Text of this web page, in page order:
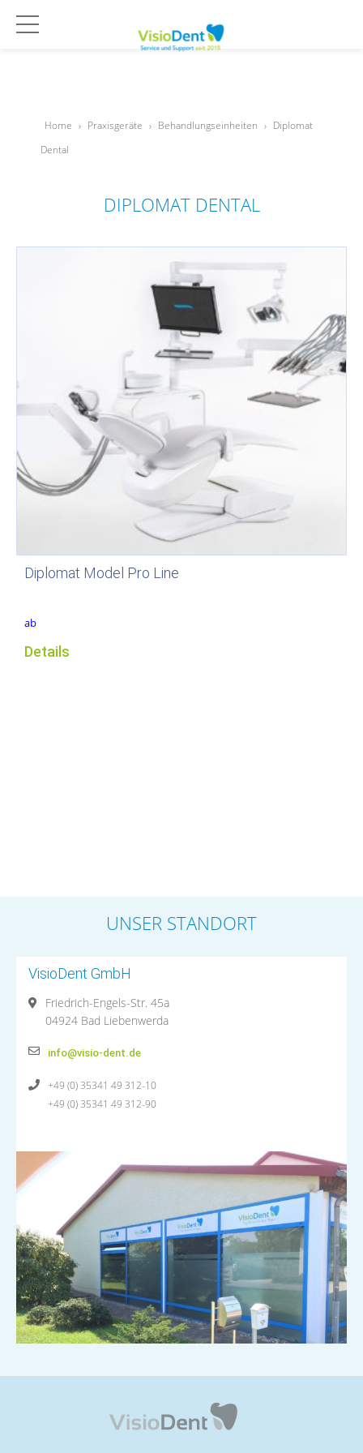
Home › Praxisgeräte › Behandlungseinheiten › Diplomat
Dental
DIPLOMAT DENTAL
Diplomat Model Pro Line
ab
Details
UNSER STANDORT
VisioDent GmbH
Friedrich-Engels-Str. 45a
04924 Bad Liebenwerda
info@visio-dent.de
+49 (0) 35341 49 312-10
+49 (0) 35341 49 312-90